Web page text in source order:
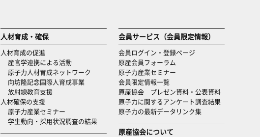
人材育成・確保
人材育成の促進
産官学連携による活動
原子力人材育成ネットワーク
向坊隆記念国際人育成事業
放射線教育支援
人材確保の支援
原子力産業セミナー
学生動向・採用状況調査の結果
会員サービス（会員限定情報）
会員ログイン・登録ページ
原産会員フォーラム
原子力産業セミナー
会員限定情報一覧
原産協会 プレゼン資料・公表資料
原子力に関するアンケート調査結果
原子力の最新データリンク集
原産協会について